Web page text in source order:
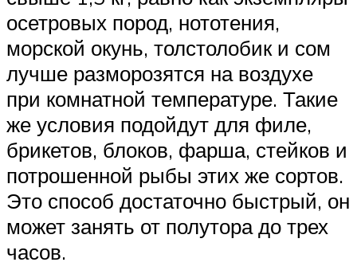
осетровых пород, нототения,
морской окунь, толстолобик и сом
лучше разморозятся на воздухе
при комнатной температуре. Такие
же условия подойдут для филе,
брикетов, блоков, фарша, стейков и
потрошенной рыбы этих же сортов.
Это способ достаточно быстрый, он
может занять от полутора до трех
часов.